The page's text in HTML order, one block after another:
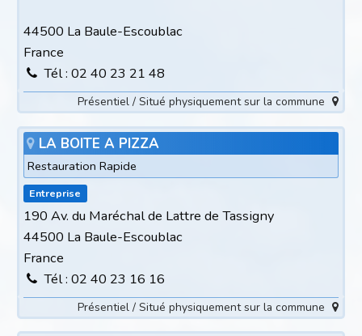
44500 La Baule-Escoublac
France
Tél : 02 40 23 21 48
Présentiel / Situé physiquement sur la commune
LA BOITE A PIZZA
Restauration Rapide
Entreprise
190 Av. du Maréchal de Lattre de Tassigny
44500 La Baule-Escoublac
France
Tél : 02 40 23 16 16
Présentiel / Situé physiquement sur la commune